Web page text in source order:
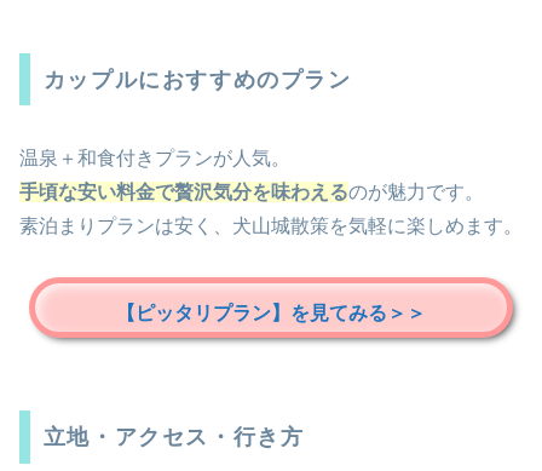
カップルにおすすめのプラン
温泉＋和食付きプランが人気。
手頃な安い料金で贅沢気分を味わえるのが魅力です。
素泊まりプランは安く、犬山城散策を気軽に楽しめます。
【ピッタリプラン】を見てみる＞＞
立地・アクセス・行き方